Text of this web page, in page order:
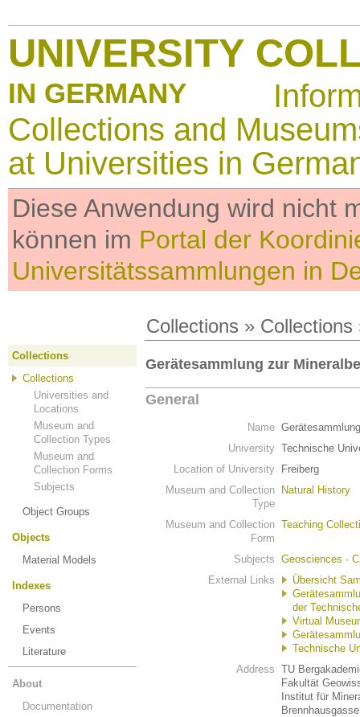
UNIVERSITY
IN GERMANY
Collections and
at Universities in
Diese Anwendung wird nicht
können im Portal der
Universitätssammlungen in
Collections » Collections
Collections
Collections
Universities and
Locations
Museum and
Collection Types
Museum and
Collection Forms
Subjects
Object Groups
Objects
Material Models
Indexes
Persons
Events
Literature
About
Documentation
Gerätesammlung zur
General
Name
University Technische
Location of University
Freiberg
Museum and Collection
Type
Natural History
Museum and Collection
Form
Teaching
Subjects Geosciences ·
External Links
Übersicht
der
Virtual
Technische
Address TU
Fakultät
Institut für